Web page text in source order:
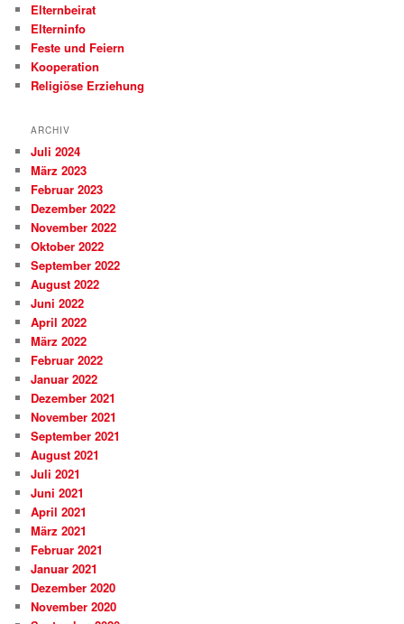
Elternbeirat
Elterninfo
Feste und Feiern
Kooperation
Religiöse Erziehung
ARCHIV
Juli 2024
März 2023
Februar 2023
Dezember 2022
November 2022
Oktober 2022
September 2022
August 2022
Juni 2022
April 2022
März 2022
Februar 2022
Januar 2022
Dezember 2021
November 2021
September 2021
August 2021
Juli 2021
Juni 2021
April 2021
März 2021
Februar 2021
Januar 2021
Dezember 2020
November 2020